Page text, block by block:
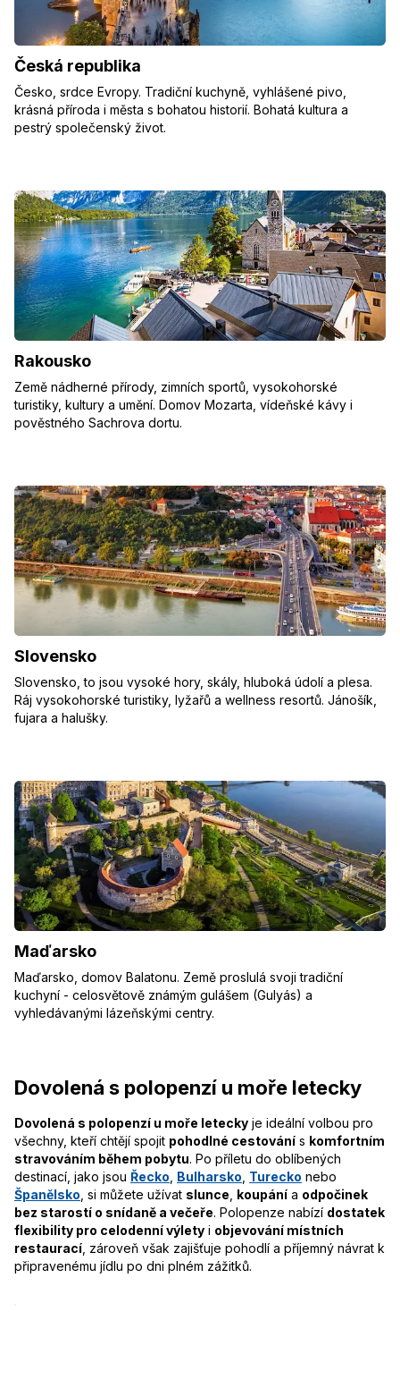
Česká republika
Česko, srdce Evropy. Tradiční kuchyně, vyhlášené pivo,
krásná příroda i města s bohatou historií. Bohatá kultura a
pestrý společenský život.
Rakousko
Země nádherné přírody, zimních sportů, vysokohorské
turistiky, kultury a umění. Domov Mozarta, vídeňské kávy i
pověstného Sachrova dortu.
Slovensko
Slovensko, to jsou vysoké hory, skály, hluboká údolí a plesa.
Ráj vysokohorské turistiky, lyžařů a wellness resortů. Jánošík,
fujara a halušky.
Maďarsko
Maďarsko, domov Balatonu. Země proslulá svoji tradiční
kuchyní - celosvětově známým gulášem (Gulyás) a
vyhledávanými lázeňskými centry.
Dovolená s polopenzí u moře letecky
Dovolená s polopenzí u moře letecky je ideální volbou pro
všechny, kteří chtějí spojit pohodlné cestování s komfortním
stravováním během pobytu. Po příletu do oblíbených
destinací, jako jsou Řecko Bulharsko Turecko nebo
Španělsko , si můžete užívat slunce koupání a odpočinek
bez starostí o snídaně a večeře. Polopenze nabízí dostatek
flexibility pro celodenní výlety i objevování místních
restaurací , zároveň však zajišťuje pohodlí a příjemný návrat k
připravenému jídlu po dni plném zážitků.